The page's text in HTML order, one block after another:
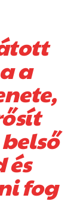
a
és
fog